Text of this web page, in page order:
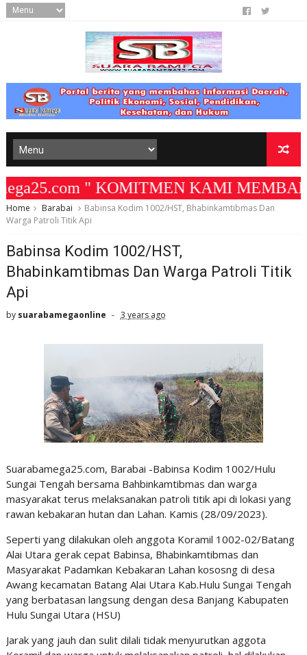
" KOMITMEN KAMI
Home Barabai
Babinsa Kodim 1002/HST, Bhabinkamtibmas Dan
Warga Patroli Titik Api
Babinsa Kodim 1002/HST,
Bhabinkamtibmas Dan Warga Patroli Titik
Api
by suarabamegaonline 3 years ago
Suarabamega25.com, Barabai -Babinsa Kodim 1002/Hulu
Sungai Tengah bersama Bahbinkamtibmas dan warga
masyarakat terus melaksanakan patroli titik api di lokasi yang
rawan kebakaran hutan dan Lahan. Kamis (28/09/2023).
Seperti yang dilakukan oleh anggota Koramil 1002-02/Batang
Alai Utara gerak cepat Babinsa, Bhabinkamtibmas dan
Masyarakat Padamkan Kebakaran Lahan kososng di desa
Awang kecamatan Batang Alai Utara Kab.Hulu Sungai Tengah
yang berbatasan langsung dengan desa Banjang Kabupaten
Hulu Sungai Utara (HSU)
Jarak yang jauh dan sulit dilali tidak menyurutkan aggota